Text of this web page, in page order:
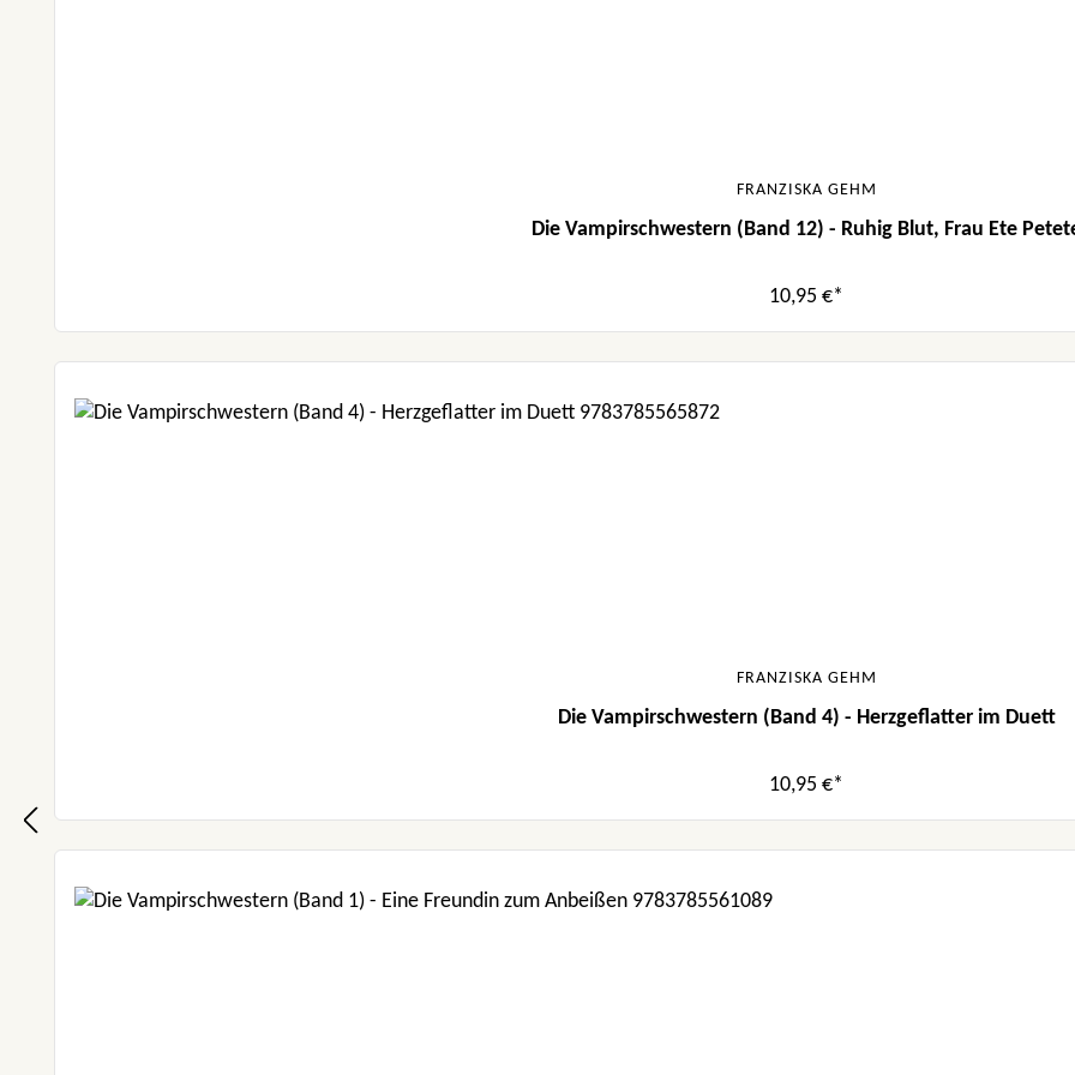
FRANZISKA GEHM
Die Vampirschwestern (Band 12) - Ruhig Blut, Frau Ete
10,95 €*
FRANZISKA GEHM
Die Vampirschwestern (Band 4) - Herzgeflatter im Duett
10,95 €*